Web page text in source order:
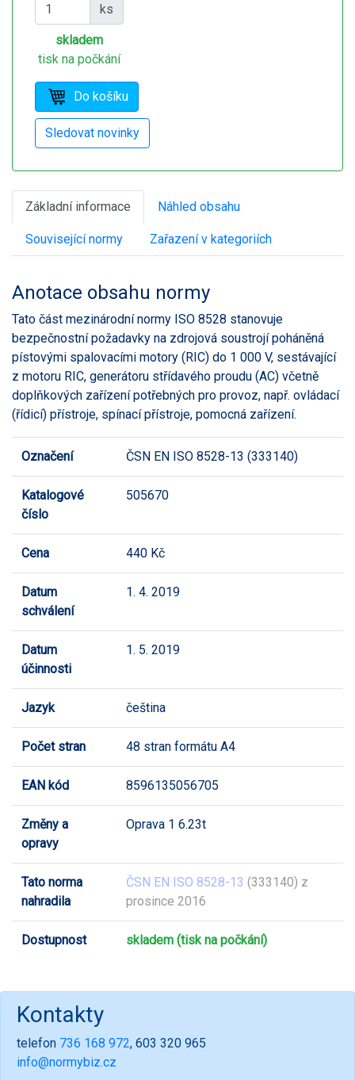
ks
skladem
tisk na počkání
Základní informace Náhled obsahu
Související normy Zařazení v kategoriích
Anotace obsahu normy
Tato část mezinárodní normy ISO 8528 stanovuje
bezpečnostní požadavky na zdrojová soustrojí poháněná
pístovými spalovacími motory (RIC) do 1 000 V, sestávající
z motoru RIC, generátoru střídavého proudu (AC) včetně
doplňkových zařízení potřebných pro provoz, např. ovládací
(řídicí) přístroje, spínací přístroje, pomocná zařízení.
Označení ČSN EN ISO 8528-13 (333140)
Katalogové
číslo
505670
Cena 440 Kč
Datum
schválení
1. 4. 2019
Datum
účinnosti
1. 5. 2019
Jazyk čeština
Počet stran 48 stran formátu A4
EAN kód 8596135056705
Změny a
opravy
Oprava 1 6.23t
Tato norma
nahradila
ČSN EN ISO 8528-13 (333140) z
prosince 2016
Dostupnost skladem (tisk na počkání)
Kontakty
telefon 736 168 972, 603 320 965
info@normybiz.cz